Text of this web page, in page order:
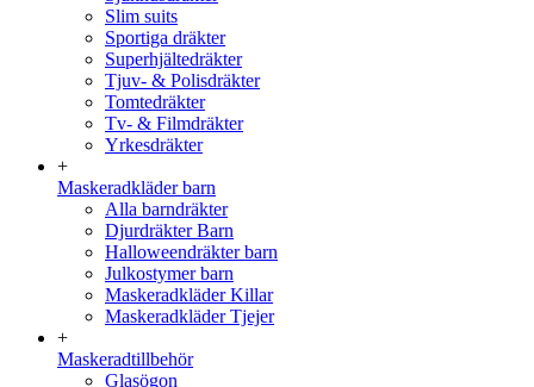
Slim suits
Sportiga dräkter
Superhjältedräkter
Tjuv- & Polisdräkter
Tomtedräkter
Tv- & Filmdräkter
Yrkesdräkter
+
Maskeradkläder barn
Alla barndräkter
Djurdräkter Barn
Halloweendräkter barn
Julkostymer barn
Maskeradkläder Killar
Maskeradkläder Tjejer
+
Maskeradtillbehör
Glasögon